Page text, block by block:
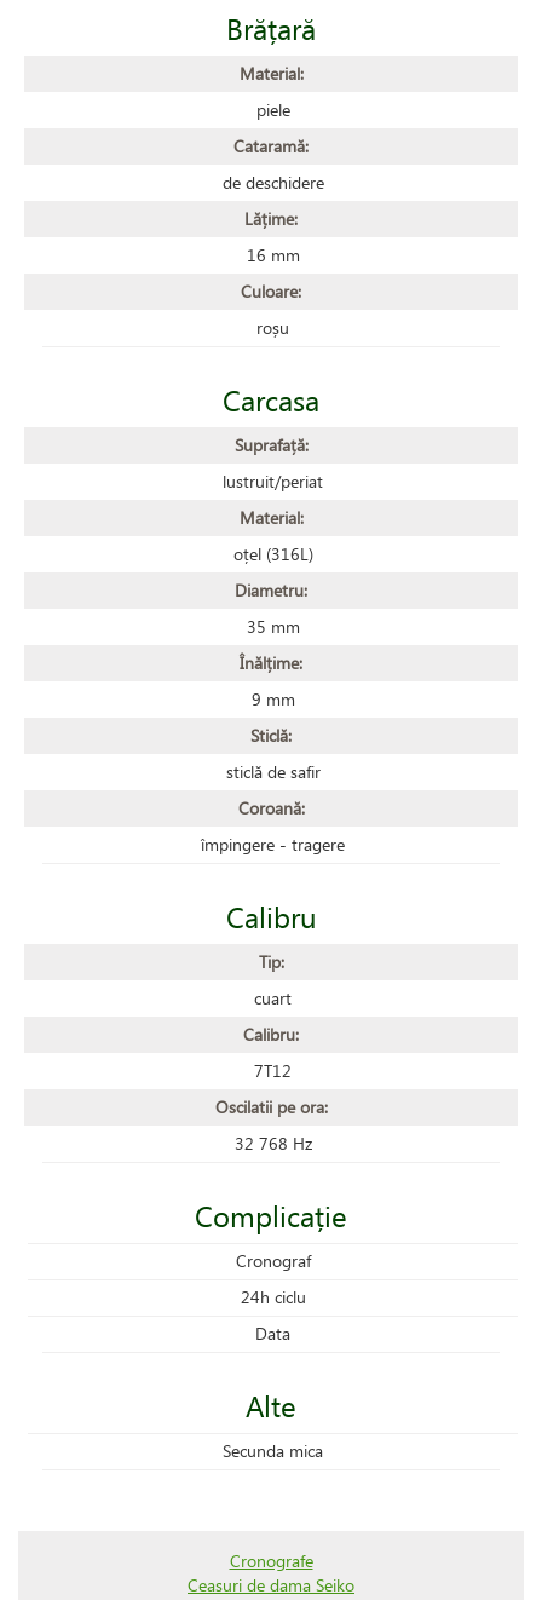
Brățară
Material:
piele
Cataramă:
de deschidere
Lățime:
16 mm
Culoare:
roșu
Carcasa
Suprafață:
lustruit/periat
Material:
oțel (316L)
Diametru:
35 mm
Înălțime:
9 mm
Sticlă:
sticlă de safir
Coroană:
împingere - tragere
Calibru
Tip:
cuart
Calibru:
7T12
Oscilatii pe ora:
32 768 Hz
Complicație
Cronograf
24h ciclu
Data
Alte
Secunda mica
Cronografe
Ceasuri de dama Seiko